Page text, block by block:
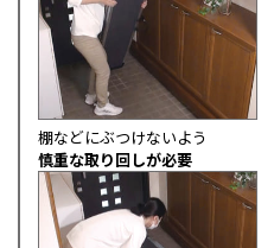
棚などにぶつけないよう
慎重な取り回しが必要